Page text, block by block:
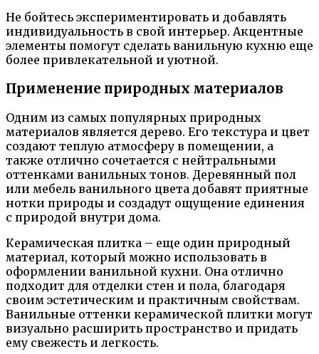
Не бойтесь экспериментировать и добавлять
индивидуальность в свой интерьер. Акцентные
элементы помогут сделать ванильную кухню еще
более привлекательной и уютной.
Применение природных материалов
Одним из самых популярных природных
материалов является дерево. Его текстура и цвет
создают теплую атмосферу в помещении, а
также отлично сочетается с нейтральными
оттенками ванильных тонов. Деревянный пол
или мебель ванильного цвета добавят приятные
нотки природы и создадут ощущение единения
с природой внутри дома.
Керамическая плитка – еще один природный
материал, который можно использовать в
оформлении ванильной кухни. Она отлично
подходит для отделки стен и пола, благодаря
своим эстетическим и практичным свойствам.
Ванильные оттенки керамической плитки могут
визуально расширить пространство и придать
ему свежесть и легкость.